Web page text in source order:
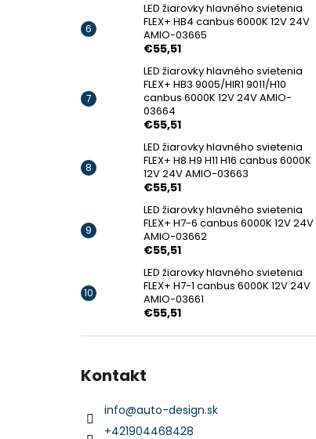
LED žiarovky hlavného svietenia
FLEX+ HB4 canbus 6000K 12V 24V
AMIO-03665
€55,51
LED žiarovky hlavného svietenia
FLEX+ HB3 9005/HIR1 9011/H10
canbus 6000K 12V 24V AMIO-
03664
€55,51
LED žiarovky hlavného svietenia
FLEX+ H8 H9 H11 H16 canbus 6000K
12V 24V AMIO-03663
€55,51
LED žiarovky hlavného svietenia
FLEX+ H7-6 canbus 6000K 12V 24V
AMIO-03662
€55,51
LED žiarovky hlavného svietenia
FLEX+ H7-1 canbus 6000K 12V 24V
AMIO-03661
€55,51
Kontakt
info@auto-design.sk
+421904468428